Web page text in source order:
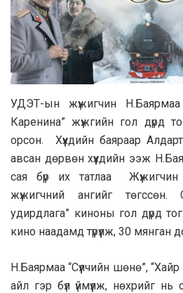
УДЭТ-ын жүжигчин
Каренина” жүжгийн гол дүрд
орсон. Хүүхдийн баяраар
авсан дөрвөн хүүхдийн ээж
сая бүр их татлаа
жүжигчний ангийг төгссөн.
удирдлага” киноны гол дүрд
кино наадамд түрүүлж, 30 мянган
Н.Баярмаа “Сүүлчийн шөнө”,
айл гэр бүл үймүүлж, нөхрийг нь